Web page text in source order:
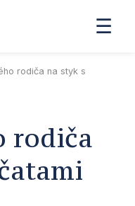
☰
rodiča na styk s
rodiča